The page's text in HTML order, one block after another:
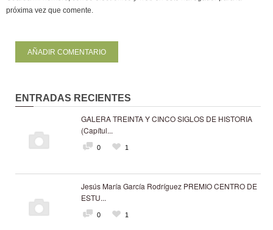
próxima vez que comente.
ENTRADAS RECIENTES
GALERA TREINTA Y CINCO SIGLOS DE HISTORIA
(Capítul...
0 1
Jesús María García Rodríguez PREMIO CENTRO DE
ESTU...
0 1